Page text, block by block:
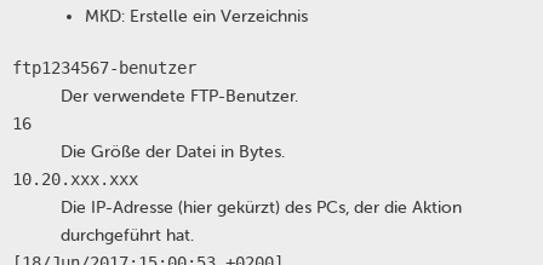
MKD: Erstelle ein Verzeichnis
ftp1234567-benutzer
Der verwendete FTP-Benutzer.
16
Die Größe der Datei in Bytes.
10.20.xxx.xxx
Die IP-Adresse (hier gekürzt) des PCs, der die Aktion
durchgeführt hat.